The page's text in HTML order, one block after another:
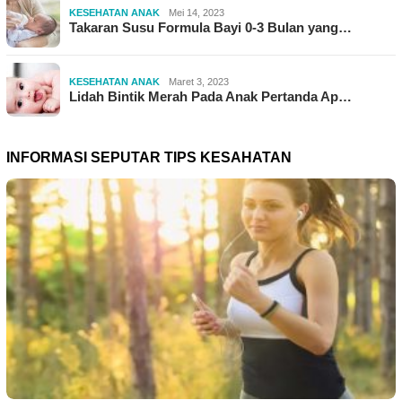
KESEHATAN ANAK Mei 14, 2023
Takaran Susu Formula Bayi 0-3 Bulan yang…
KESEHATAN ANAK Maret 3, 2023
Lidah Bintik Merah Pada Anak Pertanda Ap…
INFORMASI SEPUTAR TIPS KESAHATAN